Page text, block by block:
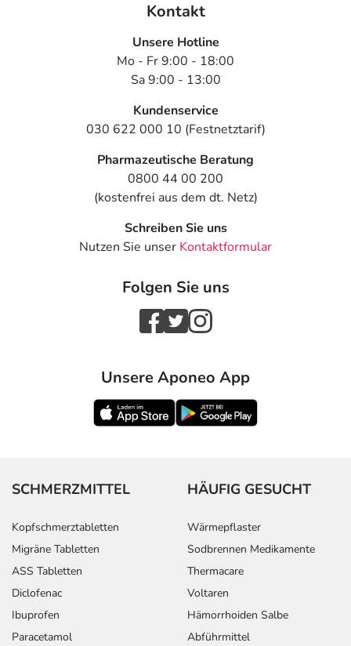
Kontakt
Unsere Hotline
Mo - Fr 9:00 - 18:00
Sa 9:00 - 13:00
Kundenservice
030 622 000 10 (Festnetztarif)
Pharmazeutische Beratung
0800 44 00 200
(kostenfrei aus dem dt. Netz)
Schreiben Sie uns
Nutzen Sie unser Kontaktformular
Folgen Sie uns
Unsere Aponeo App
SCHMERZMITTEL
Kopfschmerztabletten
Migräne Tabletten
ASS Tabletten
Diclofenac
Ibuprofen
Paracetamol
HÄUFIG GESUCHT
Wärmepflaster
Sodbrennen Medikamente
Thermacare
Voltaren
Hämorrhoiden Salbe
Abführmittel